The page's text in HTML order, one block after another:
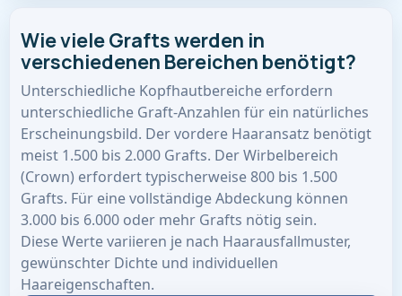
Wie viele Grafts werden in
verschiedenen Bereichen benötigt?
Unterschiedliche Kopfhautbereiche erfordern
unterschiedliche Graft-Anzahlen für ein natürliches
Erscheinungsbild. Der vordere Haaransatz benötigt
meist 1.500 bis 2.000 Grafts. Der Wirbelbereich
(Crown) erfordert typischerweise 800 bis 1.500
Grafts. Für eine vollständige Abdeckung können
3.000 bis 6.000 oder mehr Grafts nötig sein.
Diese Werte variieren je nach Haarausfallmuster,
gewünschter Dichte und individuellen
Haareigenschaften.